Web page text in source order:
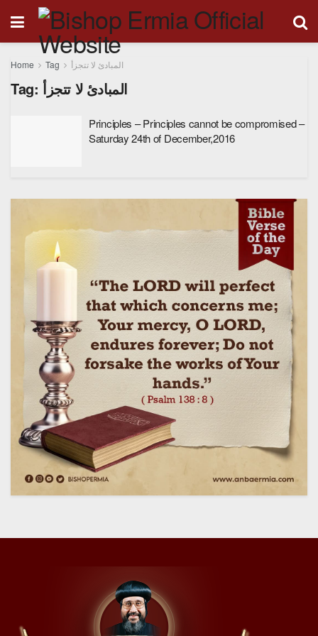
Home Tag المبادئ لا تتجزأ
Tag: المبادئ لا تتجزأ
Principles – Principles cannot be compromised –
Saturday 24th of December,2016